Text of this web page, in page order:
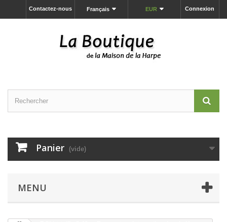
Connexion
EUR
Français
Contactez-nous
Panier (vide)
MENU